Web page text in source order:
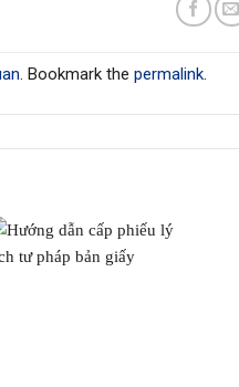
. Bookmark the permalink.